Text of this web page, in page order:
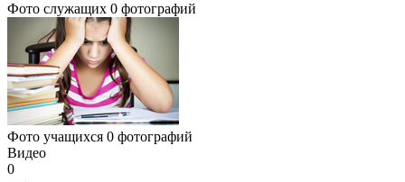
Фото служащих 0 фотографий
Фото учащихся 0 фотографий
Видео
0